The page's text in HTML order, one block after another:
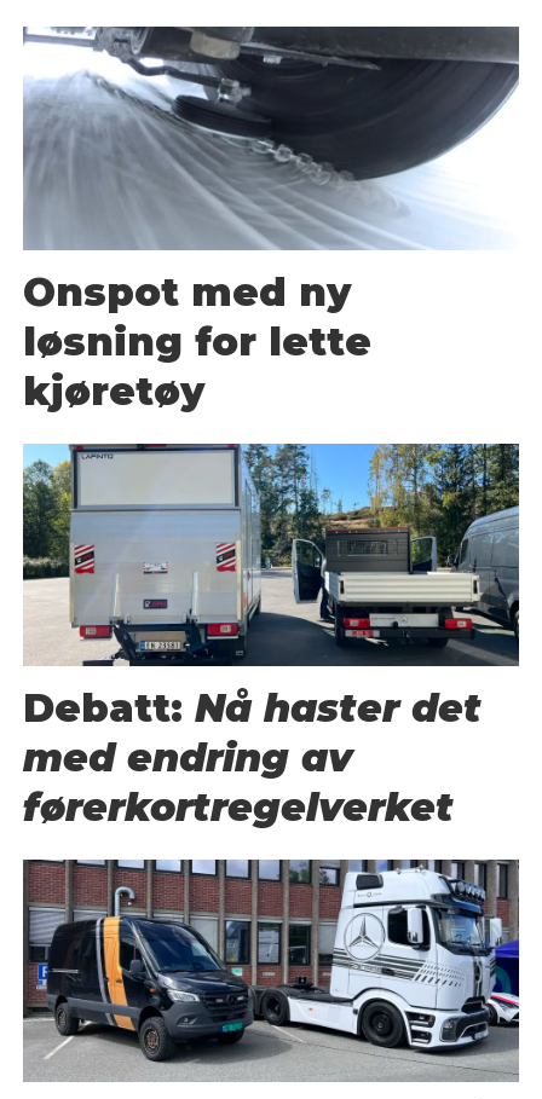
Onspot med ny
løsning for lette
kjøretøy
Debatt:Nå haster det
med endring av
førerkortregelverket